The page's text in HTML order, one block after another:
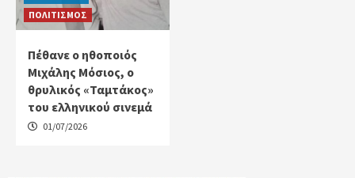
ΠΟΛΙΤΙΣΜΟΣ
Πέθανε ο ηθοποιός
Μιχάλης Μόσιος, ο
θρυλικός «Ταμτάκος»
του ελληνικού σινεμά
01/07/2026